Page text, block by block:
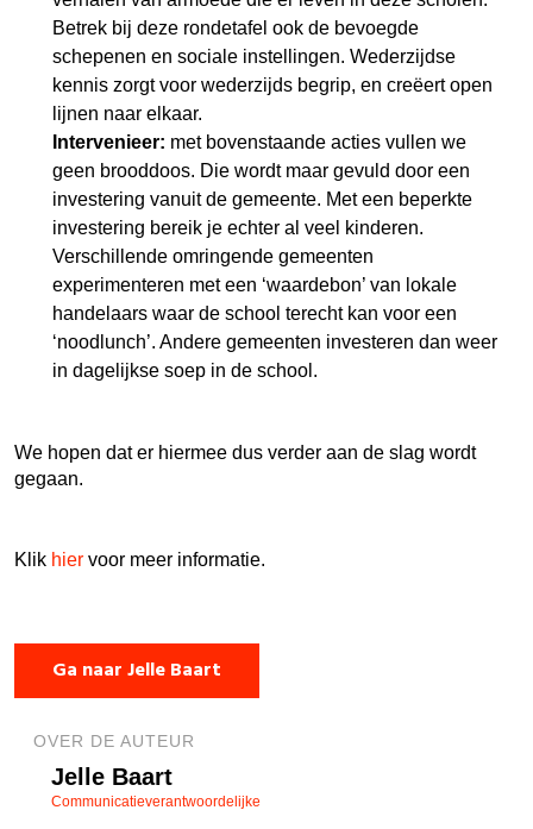
Betrek bij deze rondetafel ook de bevoegde
schepenen en sociale instellingen. Wederzijdse
kennis zorgt voor wederzijds begrip, en creëert open
lijnen naar elkaar.
Intervenieer: met bovenstaande acties vullen we
geen brooddoos. Die wordt maar gevuld door een
investering vanuit de gemeente. Met een beperkte
investering bereik je echter al veel kinderen.
Verschillende omringende gemeenten
experimenteren met een ‘waardebon’ van lokale
handelaars waar de school terecht kan voor een
‘noodlunch’. Andere gemeenten investeren dan weer
in dagelijkse soep in de school.
We hopen dat er hiermee dus verder aan de slag wordt
gegaan.
Klik hier voor meer informatie.
Ga naar Jelle Baart
OVER DE AUTEUR
Jelle Baart
Communicatieverantwoordelijke